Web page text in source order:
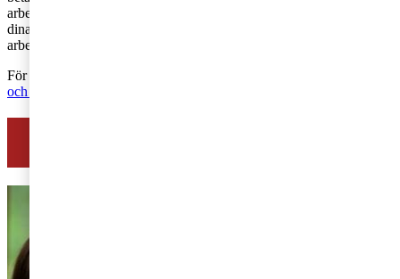
arbetsgivardeklarationen redovisar du de totala ersättningarna till
dina anställda, exempelvis bruttolöner, förmåner, traktamenten,
arbetsgivaravgifter och avdragen preliminärskatt.
För mer information: Se Skatteverkets sammanställning av
och procent inkomstår 2024